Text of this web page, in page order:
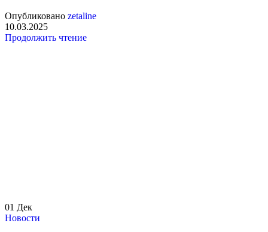
Опубликовано zetaline
10.03.2025
Продолжить чтение
01 Дек
Новости